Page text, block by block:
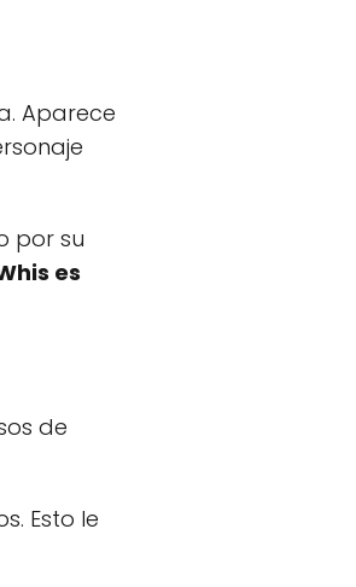
Aparece
por su
es
de
Esto le